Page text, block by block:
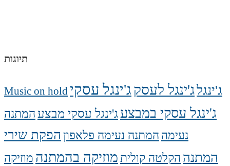
תיוגות
Music on hold ג'ינגלג'ינגל לעסקג'ינגל עסקי
ג'ינגל עסקי במבצעג'ינגל עסקי מבצעהמתנה
נעימה המתנה נעימה פלאפון הפקת שירי
המתנה הקלטה קוליתמוזיקה בהמתנה מוזיקה